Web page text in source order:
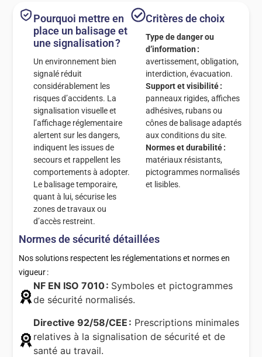
Pourquoi mettre en
place un balisage et
une signalisation ?
Un environnement bien
signalé réduit
considérablement les
risques d’accidents. La
signalisation visuelle et
l’affichage réglementaire
alertent sur les dangers,
indiquent les issues de
secours et rappellent les
comportements à adopter.
Le balisage temporaire,
quant à lui, sécurise les
zones de travaux ou
d’accès restreint.
Critères de choix
Type de danger ou
d’information :
avertissement, obligation,
interdiction, évacuation.
Support et visibilité :
panneaux rigides, affiches
adhésives, rubans ou
cônes de balisage adaptés
aux conditions du site.
Normes et durabilité :
matériaux résistants,
pictogrammes normalisés
et lisibles.
Normes de sécurité détaillées
Nos solutions respectent les réglementations et normes en
vigueur :
NF EN ISO 7010 : Symboles et pictogrammes
de sécurité normalisés.
Directive 92/58/CEE : Prescriptions minimales
relatives à la signalisation de sécurité et de
santé au travail.